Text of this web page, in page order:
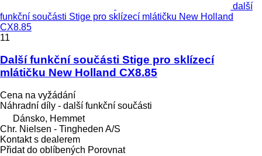
další
funkční součásti Stige pro sklízecí mlátičku New Holland
CX8.85
11
Další funkční součásti Stige pro sklízecí
mlátičku New Holland CX8.85
Cena na vyžádání
Náhradní díly - další funkční součásti
Dánsko, Hemmet
Chr. Nielsen - Tingheden A/S
Kontakt s dealerem
Přidat do oblíbených Porovnat